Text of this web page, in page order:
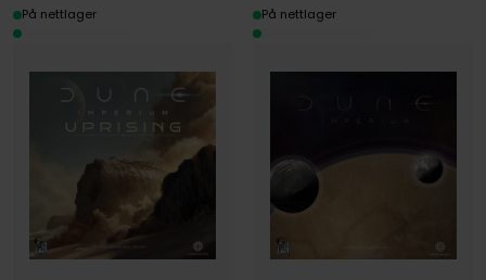
På nettlager
På nettlager